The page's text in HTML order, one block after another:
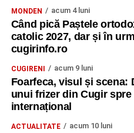
MONDEN acum 4 luni
Când pică Paștele
catolic 2027, dar și în
cugirinfo.ro
CUGIRENI acum 9 luni
Foarfeca, visul și scena:
unui frizer din Cugir spre
internațional
ACTUALITATE acum 10 luni